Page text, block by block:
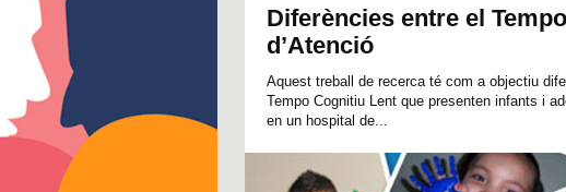
Diferències entre el
d’Atenció
Aquest treball de recerca té com a objectiu
Tempo Cognitiu Lent que presenten infants i
en un hospital de...